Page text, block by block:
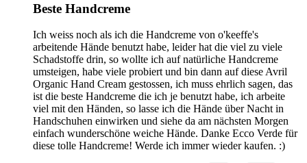
Beste Handcreme
Ich weiss noch als ich die Handcreme von o'keeffe's
arbeitende Hände benutzt habe, leider hat die viel zu viele
Schadstoffe drin, so wollte ich auf natürliche Handcreme
umsteigen, habe viele probiert und bin dann auf diese Avril
Organic Hand Cream gestossen, ich muss ehrlich sagen, das
ist die beste Handcreme die ich je benutzt habe, ich arbeite
viel mit den Händen, so lasse ich die Hände über Nacht in
Handschuhen einwirken und siehe da am nächsten Morgen
einfach wunderschöne weiche Hände. Danke Ecco Verde für
diese tolle Handcreme! Werde ich immer wieder kaufen. :)